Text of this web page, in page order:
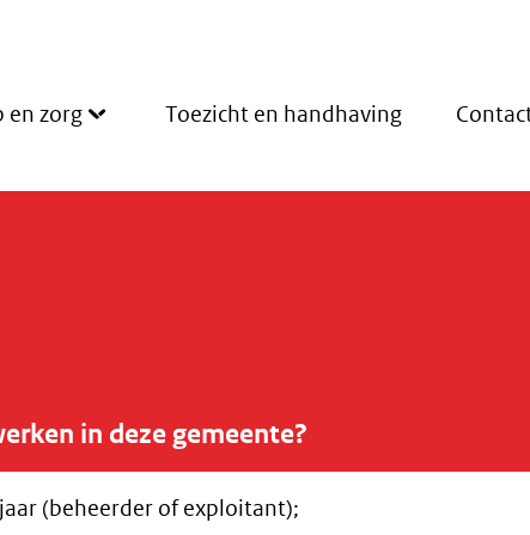
en zorg Toezicht en handhaving
in deze gemeente?
(beheerder of exploitant);